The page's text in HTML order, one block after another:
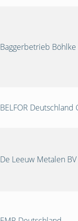
Baggerbetrieb Böhlke
BELFOR Deutschland
De Leeuw Metalen BV